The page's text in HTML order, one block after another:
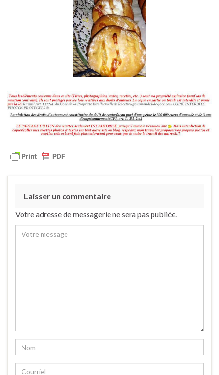
Laisser un commentaire
Votre adresse de messagerie ne sera pas publiée.